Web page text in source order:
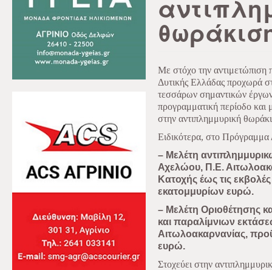
Με στόχο την αντιμετώπιση
Δυτικής Ελλάδας προχωρά
τεσσάρων σημαντικών
προγραμματική περίοδο
στην αντιπλημμυρική
Ειδικότερα, στο
– Μελέτη
Αχελώου, Π.Ε.
Κατοχής έως τις
εκατομμυρίων ευρώ.
– Μελέτη Οριοθέτησης
και παραλίμνιων
Αιτωλοακαρνανίας,
ευρώ.
Στοχεύει στην